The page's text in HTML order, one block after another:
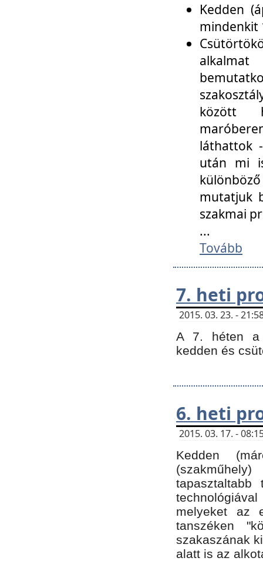
Kedden
mindenkit
között
láthattok
után mi
mutatjuk
szakmai
...
Tovább
7. heti
2015. 03. 23. -
A 7. héten a
kedden és
6. heti
2015. 03. 17. -
Kedden
tapasztaltabb
melyeket az
tanszéken
szakaszának
alatt is az